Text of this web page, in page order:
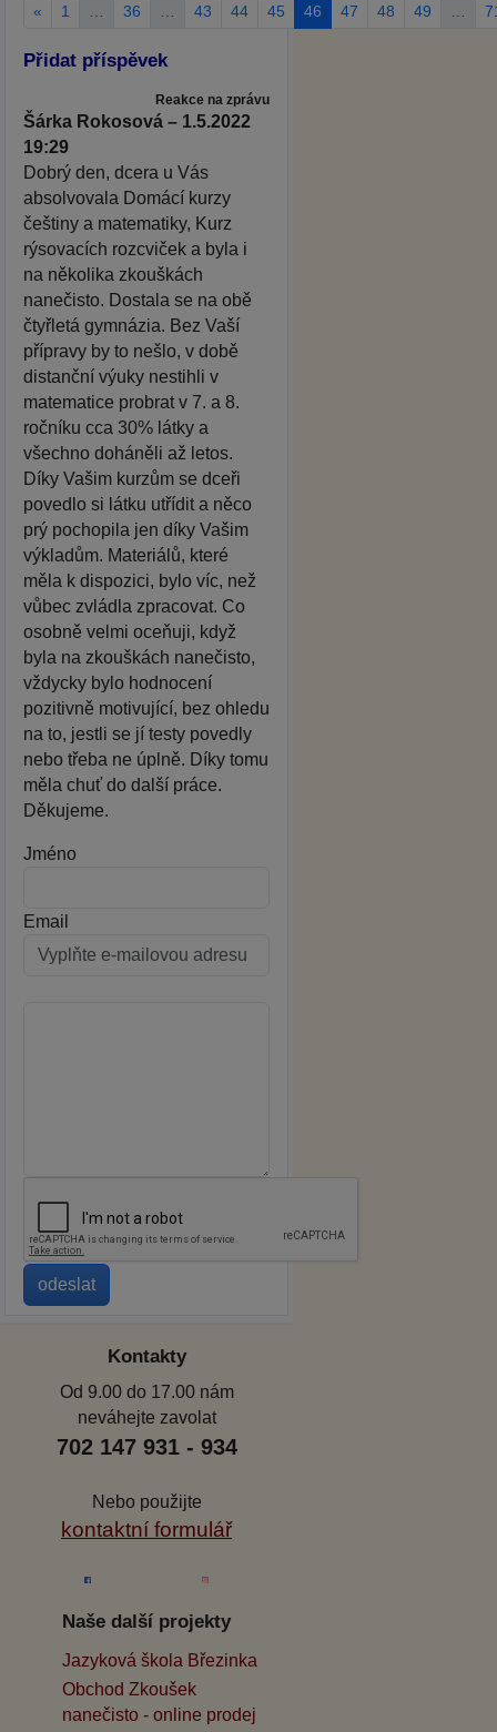
« 1 36 43 44 45 46 47 48 49
Přidat příspěvek
Reakce na zprávu
Šárka Rokosová – 1.5.2022
19:29
Dobrý den, dcera u Vás
absolvovala Domácí kurzy
češtiny a matematiky, Kurz
rýsovacích rozcviček a byla i
na několika zkouškách
nanečisto. Dostala se na obě
čtyřletá gymnázia. Bez Vaší
přípravy by to nešlo, v době
distanční výuky nestihli v
matematice probrat v 7. a 8.
ročníku cca 30% látky a
všechno doháněli až letos.
Díky Vašim kurzům se dceři
povedlo si látku utřídit a něco
prý pochopila jen díky Vašim
výkladům. Materiálů, které
měla k dispozici, bylo víc, než
vůbec zvládla zpracovat. Co
osobně velmi oceňuji, když
byla na zkouškách nanečisto,
vždycky bylo hodnocení
pozitivně motivující, bez ohledu
na to, jestli se jí testy povedly
nebo třeba ne úplně. Díky tomu
měla chuť do další práce.
Děkujeme.
Jméno
Email
Kontakty
Od 9.00 do 17.00 nám
neváhejte zavolat
702 147 931 - 934
Nebo použijte
kontaktní formulář
Naše další projekty
Jazyková škola Březinka
Obchod Zkoušek
nanečisto - online prodej